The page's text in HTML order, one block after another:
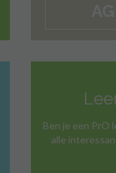
Ben je een PrO
alle